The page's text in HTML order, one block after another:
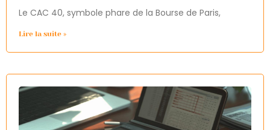
Le CAC 40, symbole phare de la Bourse de Paris,
Lire la suite »